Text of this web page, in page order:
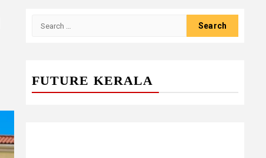
FUTURE KERALA